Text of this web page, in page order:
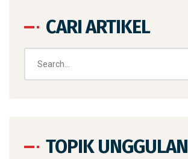
CARI ARTIKEL
TOPIK UNGGULAN